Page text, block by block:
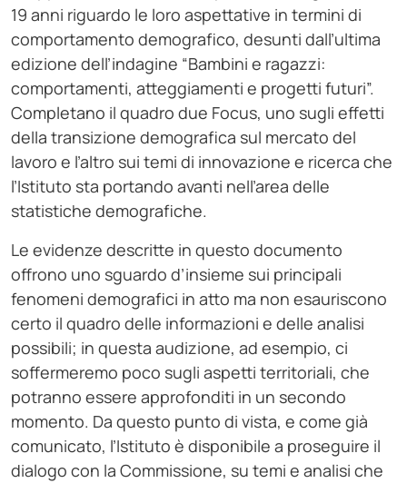
19 anni riguardo le loro aspettative in termini di
comportamento demografico, desunti dall’ultima
edizione dell’indagine “Bambini e ragazzi:
comportamenti, atteggiamenti e progetti futuri”.
Completano il quadro due Focus, uno sugli effetti
della transizione demografica sul mercato del
lavoro e l’altro sui temi di innovazione e ricerca che
l’Istituto sta portando avanti nell’area delle
statistiche demografiche.
Le evidenze descritte in questo documento
offrono uno sguardo d’insieme sui principali
fenomeni demografici in atto ma non esauriscono
certo il quadro delle informazioni e delle analisi
possibili; in questa audizione, ad esempio, ci
soffermeremo poco sugli aspetti territoriali, che
potranno essere approfonditi in un secondo
momento. Da questo punto di vista, e come già
comunicato, l’Istituto è disponibile a proseguire il
dialogo con la Commissione, su temi e analisi che